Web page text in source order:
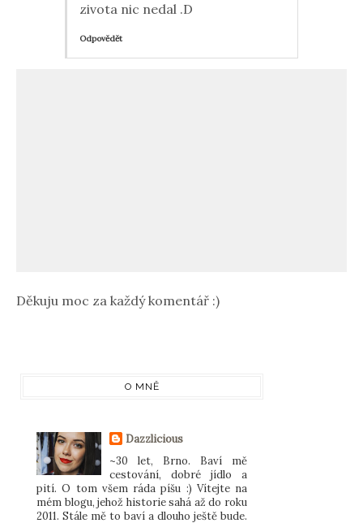
zivota nic nedal .D
Odpovědět
Děkuju moc za každý komentář :)
O MNĚ
Dazzlicious
~30 let, Brno. Baví mě
cestování, dobré jídlo a
pití. O tom všem ráda píšu :) Vítejte na
mém blogu, jehož historie sahá až do roku
2011. Stále mě to baví a dlouho ještě bude.